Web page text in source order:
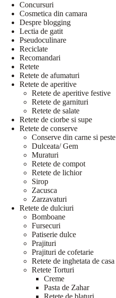
Concursuri
Cosmetica din camara
Despre blogging
Lectia de gatit
Pseudoculinare
Reciclate
Recomandari
Retete
Retete de afumaturi
Retete de aperitive
Retete de aperitive festive
Retete de garnituri
Retete de salate
Retete de ciorbe si supe
Retete de conserve
Conserve din carne si peste
Dulceata/ Gem
Muraturi
Retete de compot
Retete de lichior
Sirop
Zacusca
Zarzavaturi
Retete de dulciuri
Bomboane
Fursecuri
Patiserie dulce
Prajituri
Prajituri de cofetarie
Retete de inghetata de casa
Retete Torturi
Creme
Pasta de Zahar
Retete de blaturi